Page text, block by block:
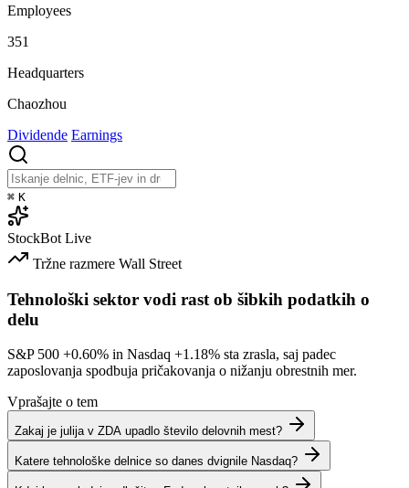
Employees
351
Headquarters
Chaozhou
Dividende Earnings
⌘ K
StockBot Live
Tržne razmere Wall Street
Tehnološki sektor vodi rast ob šibkih podatkih o
delu
S&P 500 +0.60% in Nasdaq +1.18% sta zrasla, saj padec
zaposlovanja spodbuja pričakovanja o nižanju obrestnih mer.
Vprašajte o tem
Zakaj je julija v ZDA upadlo število delovnih mest?
Katere tehnološke delnice so danes dvignile Nasdaq?